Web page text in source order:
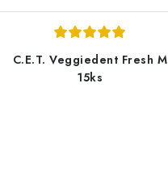
C.E.T. Veggiedent Fresh M
15ks